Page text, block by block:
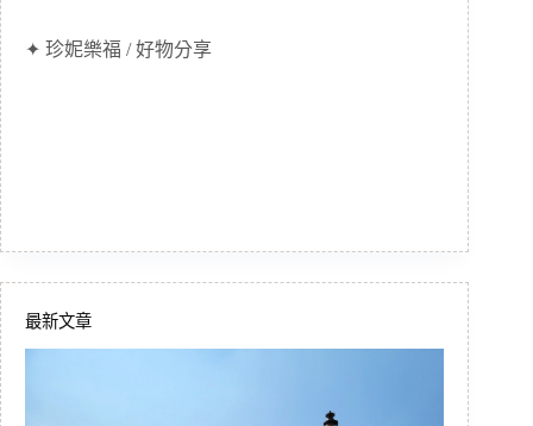
✦ 珍妮樂福 / 好物分享
最新文章